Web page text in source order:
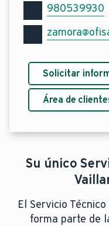
Teléfono de
980539930
Email de
Solicitar
Área de
Su único
El Servicio
forma parte de